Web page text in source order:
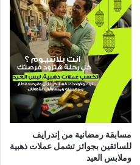
مسابقة رمضانية من إندرايف
للسائقين بجوائز تشمل عملات ذهبية
وملابس العيد